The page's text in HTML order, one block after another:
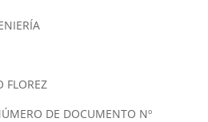
FLOREZ
DE DOCUMENTO Nº